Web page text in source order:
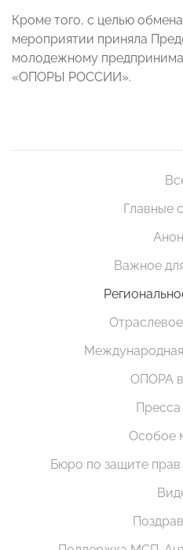
Кроме того, с целью
мероприятии приняла
молодежному
«ОПОРЫ РОССИИ».
Главные
Важное
ОПОРА
Пресса
Особое
Бюро по защите